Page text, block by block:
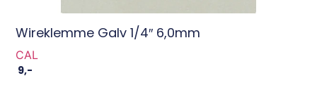
Wireklemme Galv 1/4″ 6,0mm
CAL
9,-